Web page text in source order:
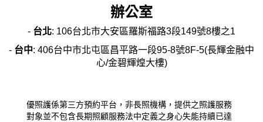
辦公室
- 台北: 106台北市大安區羅斯福路3段149號8樓之1
- 台中: 406台中市北屯區昌平路一段95-8號8F-5(長輝金融中
心/金碧輝煌大樓)
優照護係第三方預約平台，非長照機構，提供之照護服務
對象並不包含長期照顧服務法中定義之身心失能持續已達